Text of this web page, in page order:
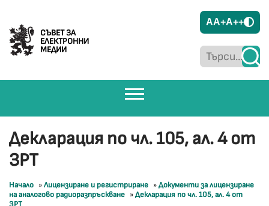
СЪВЕТ ЗА
ЕЛЕКТРОННИ
МЕДИИ
AA+A++
Декларация по чл. 105, ал. 4 от
ЗРТ
Начало »Лицензиране и регистриране »Документи за лицензиране
на аналогово радиоразпръскване »Декларация по чл. 105, ал. 4 от